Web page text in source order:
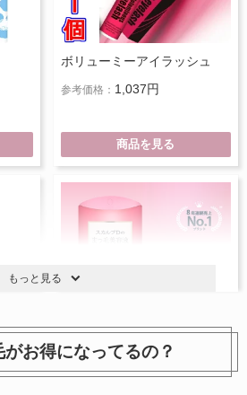
ボリューミーアイラッシュ
参考価格： 1,037円
商品を見る
EX スカルプD まつ毛美容液
もっと見る
お得になってるの？